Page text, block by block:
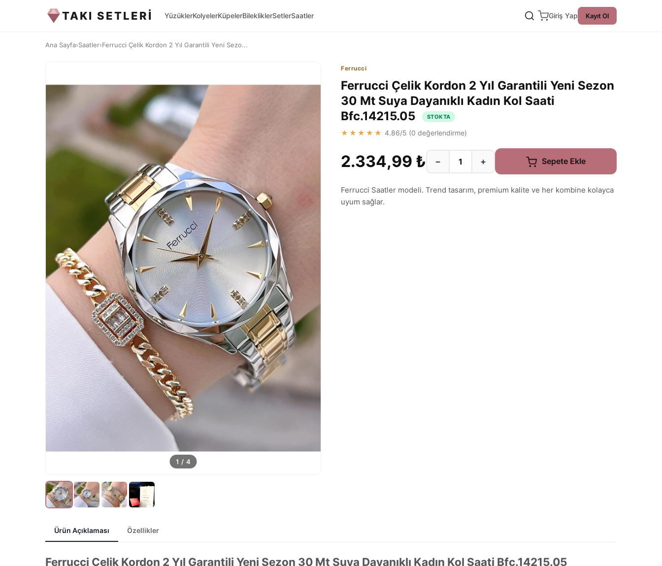
TAKI SETLERİ YüzüklerKolyelerKüpelerBilekliklerSetlerSaatler Giriş Yap Kayıt Ol
Ana Sayfa›Saatler›Ferrucci Çelik Kordon 2 Yıl Garantili Yeni Sezo...
1 / 4
Ferrucci
Ferrucci Çelik Kordon 2 Yıl Garantili Yeni Sezon
30 Mt Suya Dayanıklı Kadın Kol Saati
Bfc.14215.05
STOKTA
★★★★★ 4.86/5 (0 değerlendirme)
2.334,99 ₺ − + Sepete Ekle
Ferrucci Saatler modeli. Trend tasarım, premium kalite ve her kombine kolayca
uyum sağlar.
Ürün Açıklaması Özellikler
Ferrucci Çelik Kordon 2 Yıl Garantili Yeni Sezon 30 Mt Suya Dayanıklı Kadın Kol Saati Bfc.14215.05